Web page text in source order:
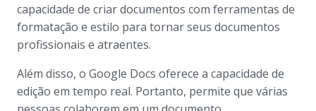
capacidade de criar documentos com ferramentas de
formatação e estilo para tornar seus documentos
profissionais e atraentes.
Além disso, o Google Docs oferece a capacidade de
edição em tempo real. Portanto, permite que várias